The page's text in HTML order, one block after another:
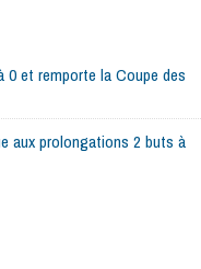
0 et remporte la Coupe des
aux prolongations 2 buts à